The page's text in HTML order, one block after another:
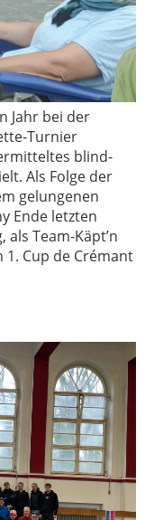
Jahr bei der
Turnier
blind-
Als Folge der
gelungenen
Ende letzten
Team-Käpt’n
Cup de Crémant